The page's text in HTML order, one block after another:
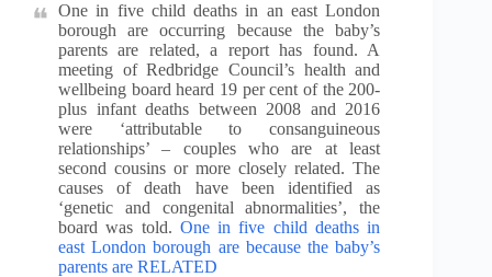
One in five child deaths in an east London
borough are occurring because the baby’s
parents are related, a report has found. A
meeting of Redbridge Council’s health and
wellbeing board heard 19 per cent of the 200-
plus infant deaths between 2008 and 2016
were ‘attributable to consanguineous
relationships’ – couples who are at least
second cousins or more closely related. The
causes of death have been identified as
‘genetic and congenital abnormalities’, the
board was told. One in five child deaths in
east London borough are because the baby’s
parents are RELATED